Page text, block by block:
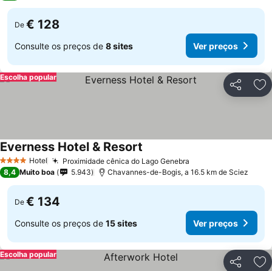
De € 128
Consulte os preços de 8 sites Ver preços
Partilhar
Escolha popular
4 EstrelasHotel Proximidade cênica do Lago Genebra
Everness Hotel & Resort
8,4 Muito boa 5.943 Chavannes-de-Bogis, a 16.5 km de Sciez
De € 134
Consulte os preços de 15 sites Ver preços
Partilhar
Escolha popular